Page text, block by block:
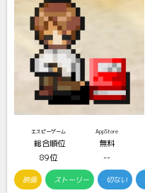
エスピーゲーム
総合順位
89位
AppStore
無料
--
映画 ストーリー 切ない